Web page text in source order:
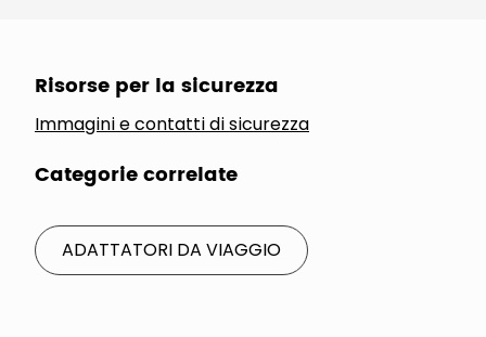
Risorse per la sicurezza
Immagini e contatti di sicurezza
Categorie correlate
ADATTATORI DA VIAGGIO